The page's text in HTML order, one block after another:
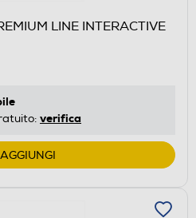
LINE INTERACTIVE
verifica
AGGIUNGI